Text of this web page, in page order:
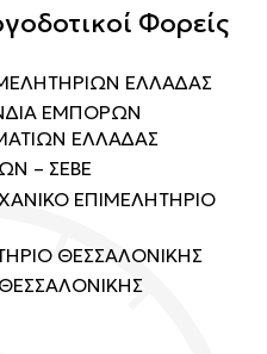
Φορείς
ΕΛΛΑΔΑΣ
ΕΜΠΟΡΩΝ
ΕΛΛΑΔΑΣ
– ΣΕΒΕ
ΕΠΙΜΕΛΗΤΗΡΙΟ
ΘΕΣΣΑΛΟΝΙΚΗΣ